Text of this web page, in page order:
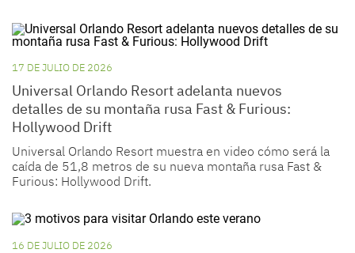
17 DE JULIO DE 2026
Universal Orlando Resort adelanta nuevos
detalles de su montaña rusa Fast & Furious:
Hollywood Drift
Universal Orlando Resort muestra en video cómo será la
caída de 51,8 metros de su nueva montaña rusa Fast &
Furious: Hollywood Drift.
16 DE JULIO DE 2026